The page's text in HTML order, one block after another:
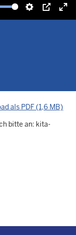
Bild-
als PDF (1,6 MB)
bitte an: kita-